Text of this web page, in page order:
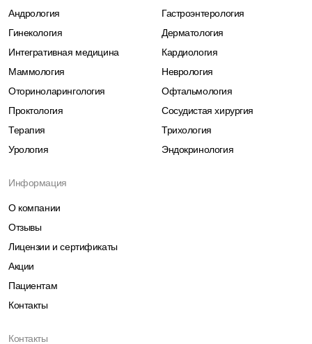
Андрология
Гастроэнтерология
Гинекология
Дерматология
Интегративная медицина
Кардиология
Маммология
Неврология
Оториноларингология
Офтальмология
Проктология
Сосудистая хирургия
Терапия
Трихология
Урология
Эндокринология
Информация
О компании
Отзывы
Лицензии и сертификаты
Акции
Пациентам
Контакты
Контакты